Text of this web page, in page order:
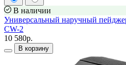
В наличии
Универсальный наручный
CW-2
10 580р.
В корзину